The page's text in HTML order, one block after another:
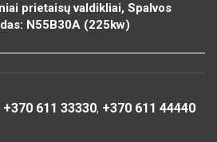
prietaisų valdikliai, Spalvos
N55B30A (225kw)
+370 611 33330, +370 611 44440